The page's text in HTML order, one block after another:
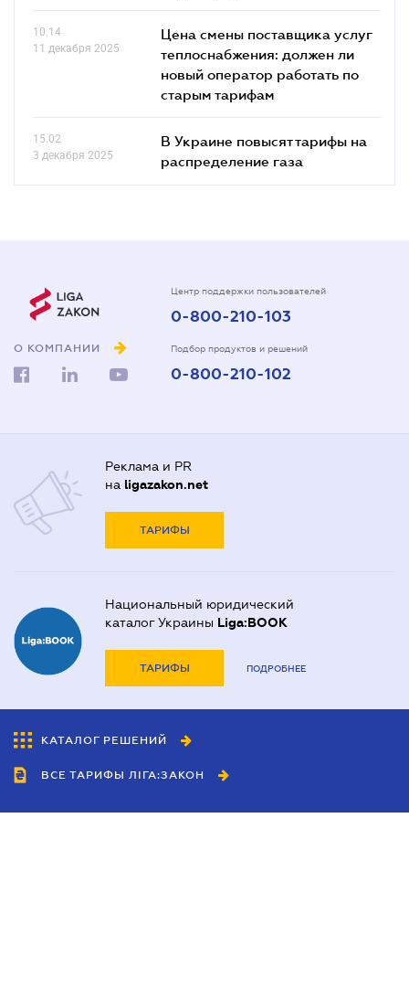
10.14
11 декабря 2025
Цена смены поставщика услуг
теплоснабжения: должен ли
новый оператор работать по
старым тарифам
15.02
3 декабря 2025
В Украине повысят тарифы на
распределение газа
О КОМПАНИИ
Центр поддержки пользователей
0-800-210-103
Подбор продуктов и решений
0-800-210-102
Реклама и PR
на ligazakon.net
ТАРИФЫ
Национальный юридический
каталог Украины Liga:BOOK
ТАРИФЫ ПОДРОБНЕЕ
КАТАЛОГ РЕШЕНИЙ
ВСЕ ТАРИФЫ ЛІГА:ЗАКОН